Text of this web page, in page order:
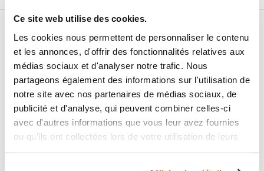
Ce site web utilise des cookies.
Les cookies nous permettent de personnaliser le contenu
et les annonces, d'offrir des fonctionnalités relatives aux
médias sociaux et d'analyser notre trafic. Nous
partageons également des informations sur l'utilisation de
notre site avec nos partenaires de médias sociaux, de
publicité et d'analyse, qui peuvent combiner celles-ci
avec d'autres informations que vous leur avez fournies
ou qu'ils ont collectées lors de votre utilisation de leurs
Nos services
Paiement
100% sécurisé
Paiement en
3x sans frais
Livraison
24/72H
SAV & Retours